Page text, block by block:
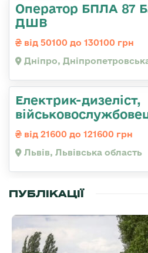
Оператор БПЛА 87
ДШВ
від 50100 до 130100 грн
Дніпро,
Електрик-дизеліст,
від 21600 до 121600 грн
Львів, Львівська область
ПУБЛІКАЦІЇ